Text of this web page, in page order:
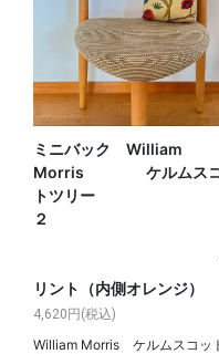
ミニバック William
Morris ケルムスコ
トツリー
リント（内側オレンジ）
4,620円(税込)
William Morris ケルムスコッ